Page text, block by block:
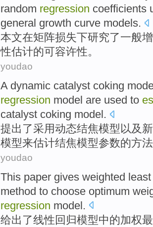
random regression coefficients
general growth curve models.
本文在矩阵损失下研究了一般
性估计的可容许性。
youdao
A dynamic catalyst coking
regression model are used to
catalyst coking model.
提出 了采用动态结焦模型 以及
模型来估计结焦模型参数的方
youdao
This paper gives weighted least
method to choose optimum
regression model.
给出了线性回归模型中的加权